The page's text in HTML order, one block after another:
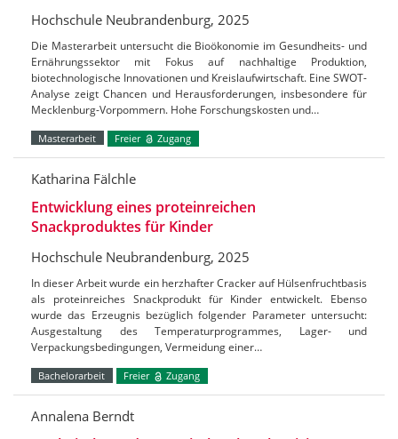
Hochschule Neubrandenburg, 2025
Die Masterarbeit untersucht die Bioökonomie im Gesundheits- und
Ernährungssektor mit Fokus auf nachhaltige Produktion,
biotechnologische Innovationen und Kreislaufwirtschaft. Eine SWOT-
Analyse zeigt Chancen und Herausforderungen, insbesondere für
Mecklenburg-Vorpommern. Hohe Forschungskosten und…
Masterarbeit Freier Zugang
Katharina Fälchle
Entwicklung eines proteinreichen
Snackproduktes für Kinder
Hochschule Neubrandenburg, 2025
In dieser Arbeit wurde ein herzhafter Cracker auf Hülsenfruchtbasis
als proteinreiches Snackprodukt für Kinder entwickelt. Ebenso
wurde das Erzeugnis bezüglich folgender Parameter untersucht:
Ausgestaltung des Temperaturprogrammes, Lager- und
Verpackungsbedingungen, Vermeidung einer…
Bachelorarbeit Freier Zugang
Annalena Berndt